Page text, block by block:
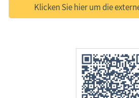
Klicken Sie hier um die